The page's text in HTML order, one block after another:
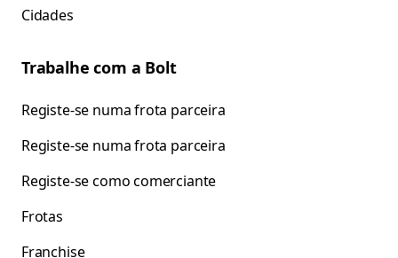
Cidades
Trabalhe com a Bolt
Registe-se numa frota parceira
Registe-se numa frota parceira
Registe-se como comerciante
Frotas
Franchise